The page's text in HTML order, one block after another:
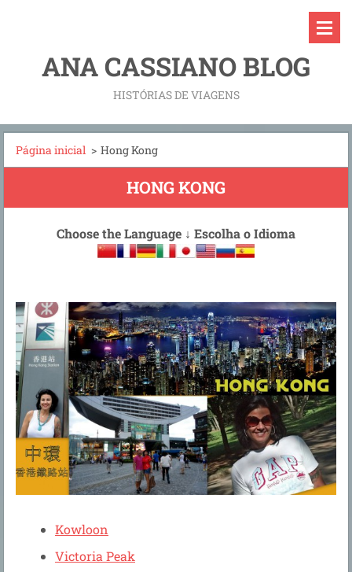
ANA CASSIANO BLOG
HISTÓRIAS DE VIAGENS
Página inicial > Hong Kong
HONG KONG
Choose the Language ↓ Escolha o Idioma
Kowloon
Victoria Peak